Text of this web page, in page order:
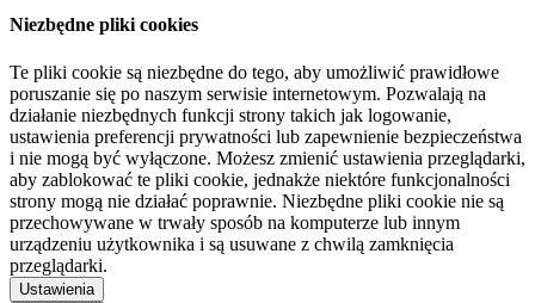
Niezbędne pliki cookies
Te pliki cookie są niezbędne do tego, aby umożliwić prawidłowe
poruszanie się po naszym serwisie internetowym. Pozwalają na
działanie niezbędnych funkcji strony takich jak logowanie,
ustawienia preferencji prywatności lub zapewnienie bezpieczeństwa
i nie mogą być wyłączone. Możesz zmienić ustawienia przeglądarki,
aby zablokować te pliki cookie, jednakże niektóre funkcjonalności
strony mogą nie działać poprawnie. Niezbędne pliki cookie nie są
przechowywane w trwały sposób na komputerze lub innym
urządzeniu użytkownika i są usuwane z chwilą zamknięcia
przeglądarki.
Ustawienia